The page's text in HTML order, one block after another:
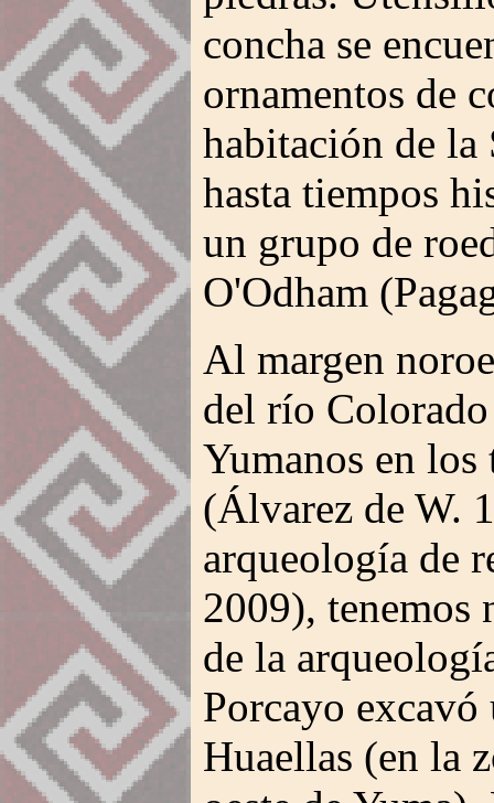
concha se
ornamentos de
habitación de la
hasta tiempos
un grupo de
O'Odham
Al margen
del río
Yumanos en
(Álvarez de W.
arqueología de
2009), tenemos
de la
Porcayo excavó
Huaellas (en la